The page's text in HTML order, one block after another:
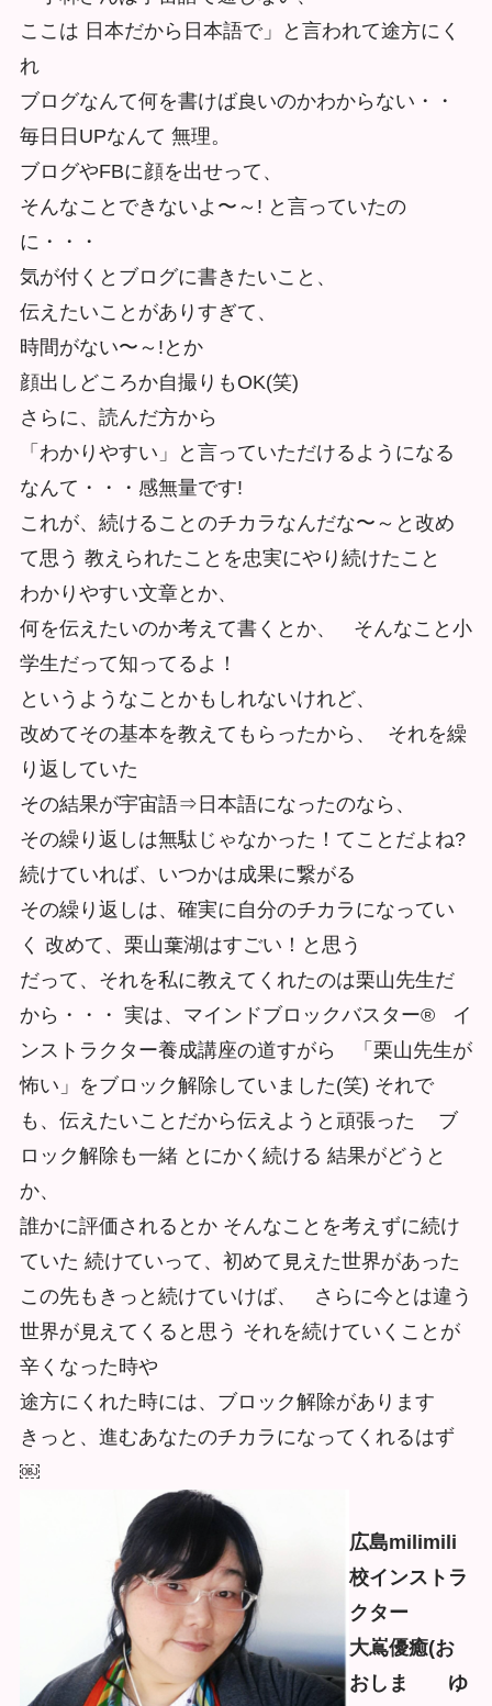
ここは 日本だから日本語で」と言われて途方にく
れ
ブログなんて何を書けば良いのかわからない・・
毎⽇日UPなんて 無理。
ブログやFBに顔を出せって、
そんなことできないよ〜～! と言っていたの
に・・・
気が付くとブログに書きたいこと、
伝えたいことがありすぎて、
時間がない〜～!とか
顔出しどころか自撮りもOK(笑)
さらに、読んだ⽅から
「わかりやすい」と言っていただけるようになる
なんて・・・感無量です!
これが、続けることのチカラなんだな〜～と改め
て思う 教えられたことを忠実にやり続けたこと
わかりやすい文章とか、
何を伝えたいのか考えて書くとか、 そんなこと小
学⽣だって知ってるよ！
というようなことかもしれないけれど、
改めてその基本を教えてもらったから、 それを繰
り返していた
その結果が宇宙語⇒日本語になったのなら、
その繰り返しは無駄じゃなかった！てことだよね?
続けていれば、いつかは成果に繋がる
その繰り返しは、確実に自分のチカラになってい
く 改めて、栗山葉湖はすごい！と思う
だって、それを私に教えてくれたのは栗山先⽣だ
から・・・ 実は、マインドブロックバスター® イ
ンストラクター養成講座の道すがら 「栗山先⽣が
怖い」をブロック解除していました(笑) それで
も、伝えたいことだから伝えようと頑張った ブ
ロック解除も⼀緒 とにかく続ける 結果がどうと
か、
誰かに評価されるとか そんなことを考えずに続け
ていた 続けていって、初めて見えた世界があった
この先もきっと続けていけば、 さらに今とは違う
世界が見えてくると思う それを続けていくことが
⾟くなった時や
途⽅にくれた時には、ブロック解除があります
きっと、進むあなたのチカラになってくれるはず
￼
広島milimili
校インストラ
クター
大嶌優癒(お
おしま ゆ